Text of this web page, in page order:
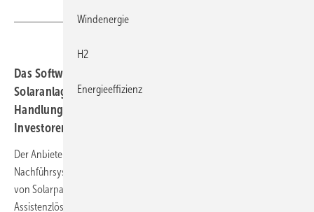
Das Softwaretool Sunnie greift auf Livedaten aus der
Solaranlage zurück und formuliert daraus konkrete
Handlungsempfehlungen für Betriebsführer und
Investoren.
Der Anbieter von Agri-PV-Anlagen und geländegängigen
Nachführsystemen, Solargik, hat eine neue Lösung für den Betrieb
von Solarparks entwickelt. Das neue Tool Sunnie ist eine
Assistenzlösung, die basierend auf künstlicher Intelligenz (KI) aus den
Windenergie
H2
Energieeffizienz